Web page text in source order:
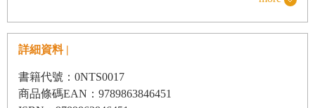
Earthquake Memorial Museum
14 Yad Vashem死難兒童紀念堂／以色列耶路撒冷 Yad
15 羅斯福四大自由紀念公園／美國紐約 Franklin D.
在羅馬帝國榮耀基礎上的偶像，以讚揚偉大的法西斯主義國
家。神曲體驗館最後成為宣揚羅馬的宣傳工具，成為強烈的
詳細資料 |
書籍代號：0NTS0017
商品條碼EAN：9789863846451